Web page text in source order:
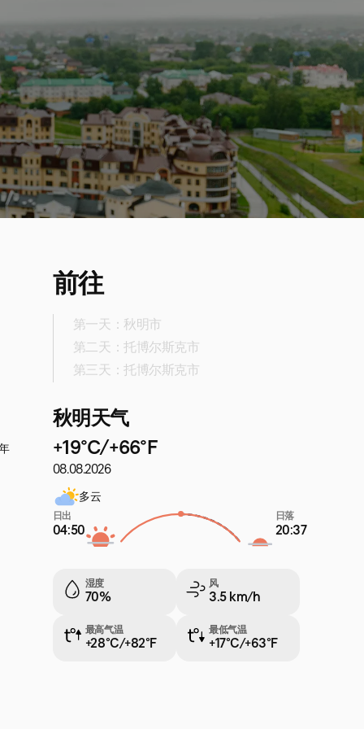
前往
第一天：秋明市
第二天：托博尔斯克市
第三天：托博尔斯克市
秋明天气
+19°C/+66°F
08.08.2026
多云
日出
04:50
日落
20:37
湿度
70%
风
3.5 km/h
最高气温
+28°C/+82°F
最低气温
+17°C/+63°F